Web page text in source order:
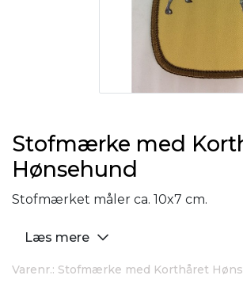
Stofmærke med
Hønsehund
Stofmærket måler ca. 10x7 cm.
Læs mere
Varenr.: Stofmærke med Korthåret